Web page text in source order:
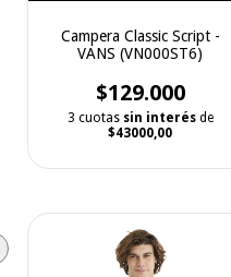
Campera Classic Script -
VANS (VN000ST6)
$129.000
3 cuotas sin interésde
$43000,00